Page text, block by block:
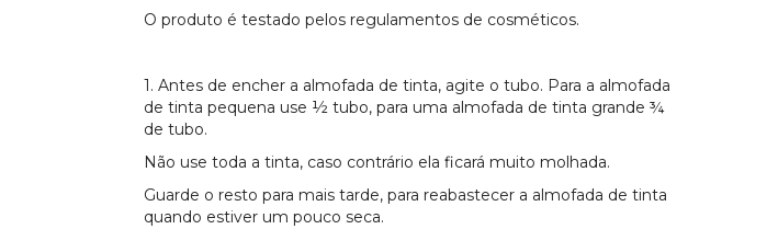
O produto é testado pelos regulamentos de cosméticos.
1. Antes de encher a almofada de tinta, agite o tubo. Para a almofada
de tinta pequena use ½ tubo, para uma almofada de tinta grande ¾
de tubo.
Não use toda a tinta, caso contrário ela ficará muito molhada.
Guarde o resto para mais tarde, para reabastecer a almofada de tinta
quando estiver um pouco seca.